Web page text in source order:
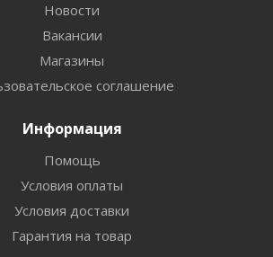
Новости
Вакансии
Магазины
соглашение
Информация
Помощь
Условия оплаты
Условия доставки
Гарантия на товар